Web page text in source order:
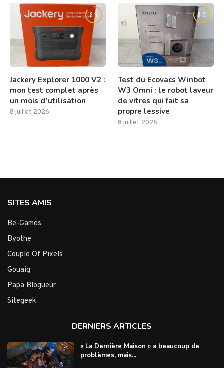
8.5
Jackery Explorer 1000 V2 :
mon test complet après
un mois d’utilisation
8 juillet 2026
8.0
Test du Ecovacs Winbot
W3 Omni : le robot laveur
de vitres qui fait sa
propre lessive
8 juillet 2026
SITES AMIS
Be-Games
Byothe
Couple Of Pixels
Gouaig
Papa Blogueur
Sitegeek
DERNIERS ARTICLES
« La Dernière Maison » a beaucoup de
problèmes, mais...